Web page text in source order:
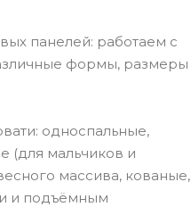
панелей: работаем с
формы, размеры
односпальные,
(для мальчиков и
массива, кованые,
и подъёмным